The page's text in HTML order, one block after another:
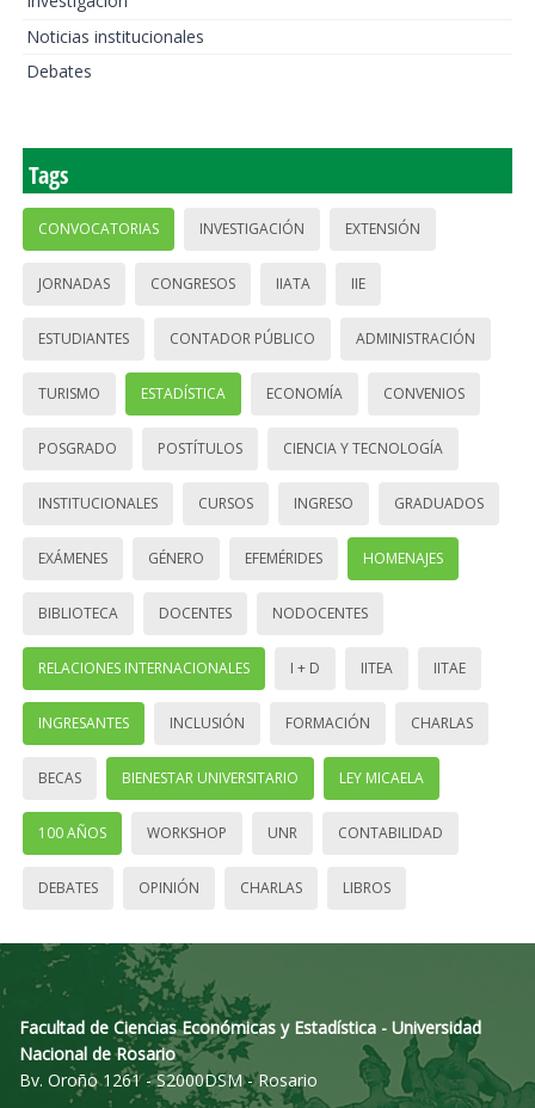
Noticias institucionales
Debates
Tags
CONVOCATORIAS INVESTIGACIÓN EXTENSIÓN
JORNADAS CONGRESOS IIATA IIE
ESTUDIANTES CONTADOR PÚBLICO ADMINISTRACIÓN
TURISMO ESTADÍSTICA ECONOMÍA CONVENIOS
POSGRADO POSTÍTULOS CIENCIA Y TECNOLOGÍA
INSTITUCIONALES CURSOS INGRESO GRADUADOS
EXÁMENES GÉNERO EFEMÉRIDES HOMENAJES
BIBLIOTECA DOCENTES NODOCENTES
RELACIONES INTERNACIONALES I + D IITEA IITAE
INGRESANTES INCLUSIÓN FORMACIÓN CHARLAS
BECAS BIENESTAR UNIVERSITARIO LEY MICAELA
100 AÑOS WORKSHOP UNR CONTABILIDAD
DEBATES OPINIÓN CHARLAS LIBROS
Facultad de Ciencias Económicas y Estadística - Universidad
Nacional de Rosario
Bv. Oroño 1261 - S2000DSM - Rosario